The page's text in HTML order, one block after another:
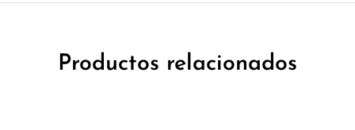
Productos relacionados